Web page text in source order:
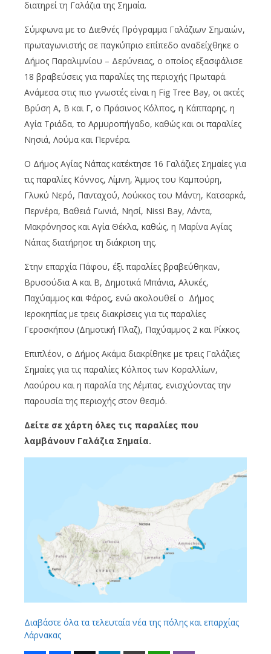
διατηρεί τη Γαλάζια της Σημαία.
Σύμφωνα με το Διεθνές Πρόγραμμα Γαλάζιων Σημαιών,
πρωταγωνιστής σε παγκύπριο επίπεδο αναδείχθηκε ο
Δήμος Παραλιμνίου – Δερύνειας, ο οποίος εξασφάλισε
18 βραβεύσεις για παραλίες της περιοχής Πρωταρά.
Ανάμεσα στις πιο γνωστές είναι η Fig Tree Bay, οι ακτές
Βρύση Α, Β και Γ, ο Πράσινος Κόλπος, η Κάππαρης, η
Αγία Τριάδα, το Αρμυροπήγαδο, καθώς και οι παραλίες
Νησιά, Λούμα και Περνέρα.
Ο Δήμος Αγίας Νάπας κατέκτησε 16 Γαλάζιες Σημαίες για
τις παραλίες Κόννος, Λίμνη, Άμμος του Καμπούρη,
Γλυκύ Νερό, Πανταχού, Λούκκος του Μάντη, Κατσαρκά,
Περνέρα, Βαθειά Γωνιά, Νησί, Nissi Bay, Λάντα,
Μακρόνησος και Αγία Θέκλα, καθώς, η Μαρίνα Αγίας
Νάπας διατήρησε τη διάκριση της.
Στην επαρχία Πάφου, έξι παραλίες βραβεύθηκαν,
Βρυσούδια Α και Β, Δημοτικά Μπάνια, Αλυκές,
Παχύαμμος και Φάρος, ενώ ακολουθεί ο Δήμος
Ιεροκηπίας με τρεις διακρίσεις για τις παραλίες
Γεροσκήπου (Δημοτική Πλαζ), Παχύαμμος 2 και Ρίκκος.
Επιπλέον, ο Δήμος Ακάμα διακρίθηκε με τρεις Γαλάζιες
Σημαίες για τις παραλίες Κόλπος των Κοραλλίων,
Λαούρου και η παραλία της Λέμπας, ενισχύοντας την
παρουσία της περιοχής στον θεσμό.
Δείτε σε χάρτη όλες τις παραλίες που
λαμβάνουν Γαλάζια Σημαία.
Διαβάστε όλα τα τελευταία νέα της πόλης και επαρχίας
Λάρνακας